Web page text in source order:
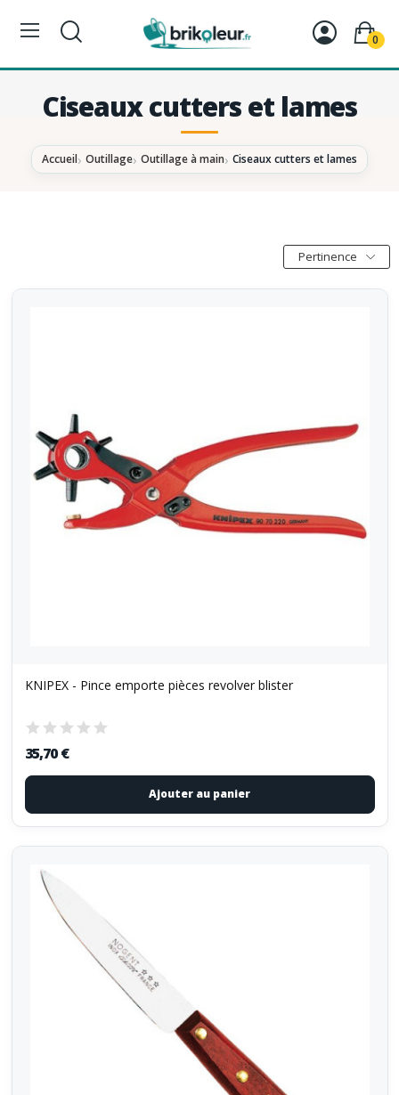
0
Ciseaux cutters et lames
Accueil Outillage Outillage à main Ciseaux cutters et lames
Pertinence
KNIPEX - Pince emporte pièces revolver blister
35,70 €
Ajouter au panier